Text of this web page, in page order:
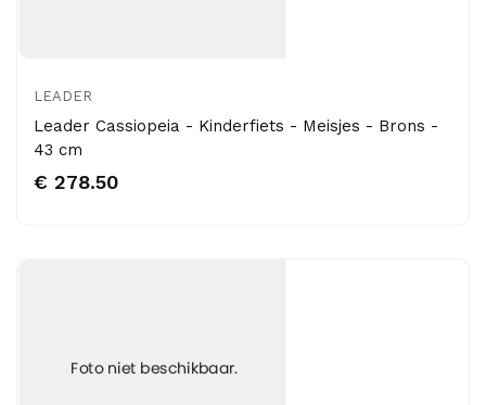
LEADER
Leader Cassiopeia - Kinderfiets - Meisjes - Brons -
43 cm
€ 278.50